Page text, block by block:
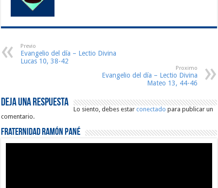
Previo
Evangelio del día – Lectio Divina
Lucas 10, 38-42
Proximo
Evangelio del día – Lectio Divina
Mateo 13, 44-46
Deja una respuesta
Lo siento, debes estarconectado para publicar un
comentario.
Fraternidad Ramón Pané